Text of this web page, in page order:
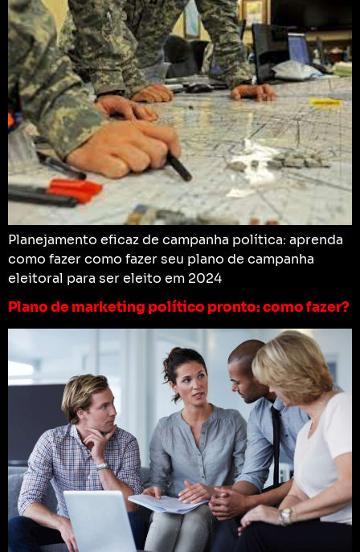
Planejamento eficaz de campanha política: aprenda
como fazer como fazer seu plano de campanha
eleitoral para ser eleito em 2024
Plano de marketing político pronto: como fazer?